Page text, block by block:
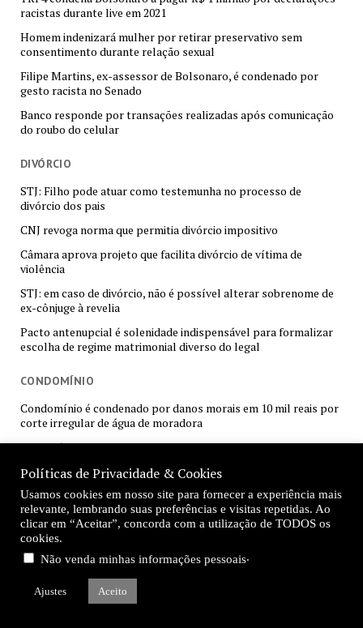
racistas durante live em 2021
Homem indenizará mulher por retirar preservativo sem
consentimento durante relação sexual
Filipe Martins, ex-assessor de Bolsonaro, é condenado por
gesto racista no Senado
Banco responde por transações realizadas após comunicação
do roubo do celular
DIVÓRCIO
STJ: Filho pode atuar como testemunha no processo de
divórcio dos pais
CNJ revoga norma que permitia divórcio impositivo
Câmara aprova projeto que facilita divórcio de vítima de
violência
STJ: em caso de divórcio, não é possível alterar sobrenome de
ex-cônjuge à revelia
Pacto antenupcial é solenidade indispensável para formalizar
escolha de regime matrimonial diverso do legal
CONDOMÍNIO
Condomínio é condenado por danos morais em 10 mil reais por
corte irregular de água de moradora
STJ: Imóvel alienado não pode ser penhorado em execução de
condomínios
Condomínio indenizará moradora atingida por estilhaços de
vidro na garagem, decide Justiça
Justiça proíbe homem de reproduzir som alto durante home
office de vizinha
Políticas de Privacidade & Cookies
Usamos cookies em nosso site para fornecer a experiência mais
relevante, lembrando suas preferências e visitas repetidas. Ao
clicar em “Aceitar”, concorda com a utilização de TODOS os
cookies.
Não venda minhas informações pessoais.
Ajustes Aceito